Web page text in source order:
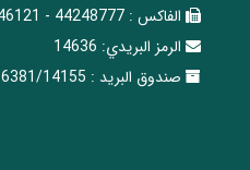
الفاکس : 44248777 - 44246121
الرمز البريدي: 14636
صندوق البريد : 6381/14155